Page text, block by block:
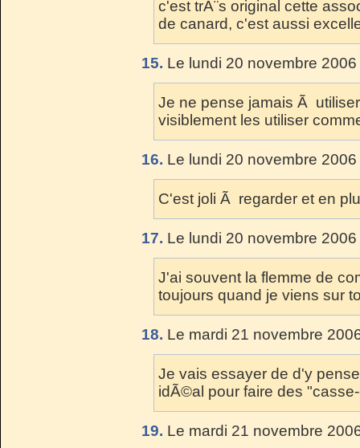
c'est trÃ¨s original cette
de canard, c'est aussi
15. Le lundi 20 novembre
Je ne pense jamais Ã
visiblement les utiliser
16. Le lundi 20 novembre
C'est joli Ã regarder et en
17. Le lundi 20 novembre
J'ai souvent la flemme de
toujours quand je viens sur
18. Le mardi 21 novembre
Je vais essayer de d'y
idÃ©al pour faire des
19. Le mardi 21 novembre